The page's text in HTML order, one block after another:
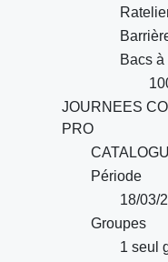
Bacs à
JOURNEES
PRO
Période
18/03/
Groupes
1 seul